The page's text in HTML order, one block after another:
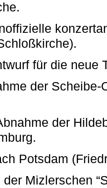
für die neue
der Scheibe-
der
Potsdam
der Mizlerschen